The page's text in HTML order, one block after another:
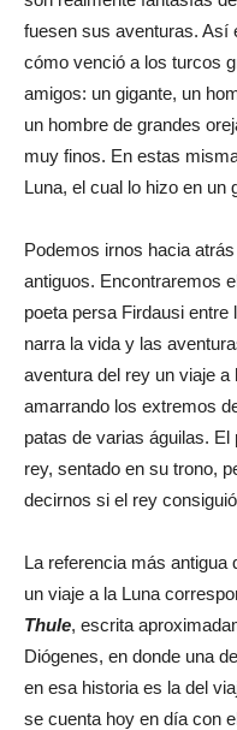
fuesen sus aventuras. Así
cómo venció a los turcos
amigos: un gigante, un
un hombre de grandes
muy finos. En estas
Luna, el cual lo hizo en un
Podemos irnos hacia
antiguos. Encontraremos
poeta persa Firdausi
narra la vida y las
aventura del rey un viaje a
amarrando los extremos
patas de varias águilas.
rey, sentado en su trono,
decirnos si el rey
La referencia más antigua
un viaje a la Luna
Thule, escrita
Diógenes, en donde una
en esa historia es la del
se cuenta hoy en día con